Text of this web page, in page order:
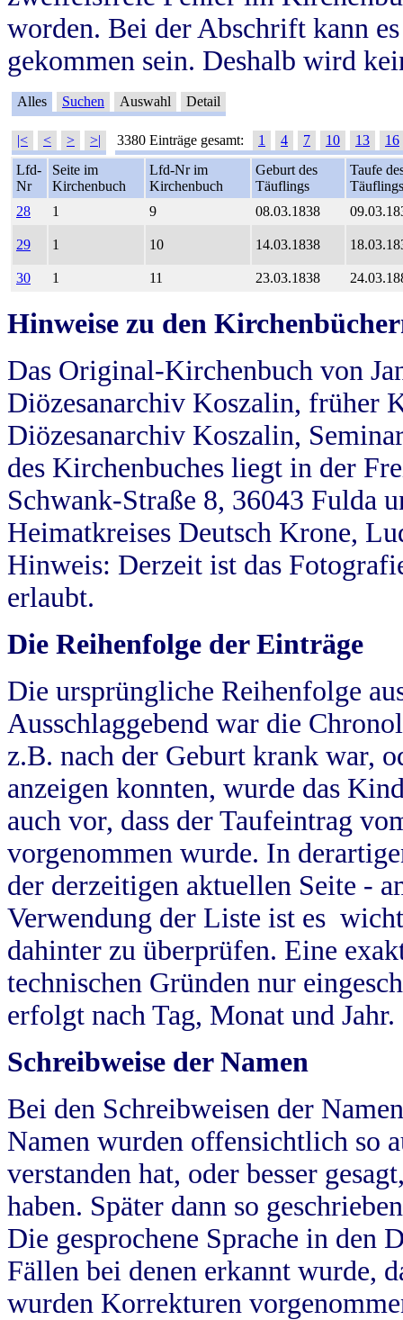
worden. Bei der Abschrift kann
gekommen sein. Deshalb wird
Alles Suchen Auswahl Detail
|< < > >| 3380 Einträge gesamt: 1 4 7 10 13
16
Lfd-
Nr
Seite im
Kirchenbuch
Lfd-Nr im
Kirchenbuch
Geburt des
Täuflings
Taufe
Täuflings
28
1 9 08.03.1838
29 1 10 14.03.1838
30 1 11 23.03.1838
Hinweise zu den
Das Original-Kirchenbuch von
Diözesanarchiv Koszalin, früher
Diözesanarchiv Koszalin,
des Kirchenbuches liegt in der
Schwank-Straße 8, 36043 Fulda
Heimatkreises Deutsch Krone,
Hinweis: Derzeit ist das
erlaubt.
Die Reihenfolge der Einträge
Die ursprüngliche Reihenfolge
Ausschlaggebend war die
z.B. nach der Geburt krank war,
anzeigen konnten, wurde das
auch vor, dass der Taufeintrag
vorgenommen wurde. In
der derzeitigen aktuellen Seite -
Verwendung der Liste ist es
dahinter zu überprüfen. Eine
technischen Gründen nur
erfolgt nach Tag, Monat und Jahr.
Schreibweise der Namen
Bei den Schreibweisen der
Namen wurden offensichtlich so
verstanden hat, oder besser
haben. Später dann so
Die gesprochene Sprache in
Fällen bei denen erkannt wurde,
wurden Korrekturen